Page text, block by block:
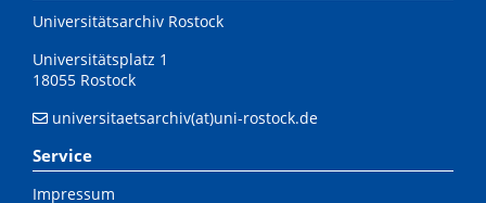
Universitätsarchiv Rostock
Universitätsplatz 1
18055 Rostock
universitaetsarchiv(at)uni-rostock.de
Service
Impressum